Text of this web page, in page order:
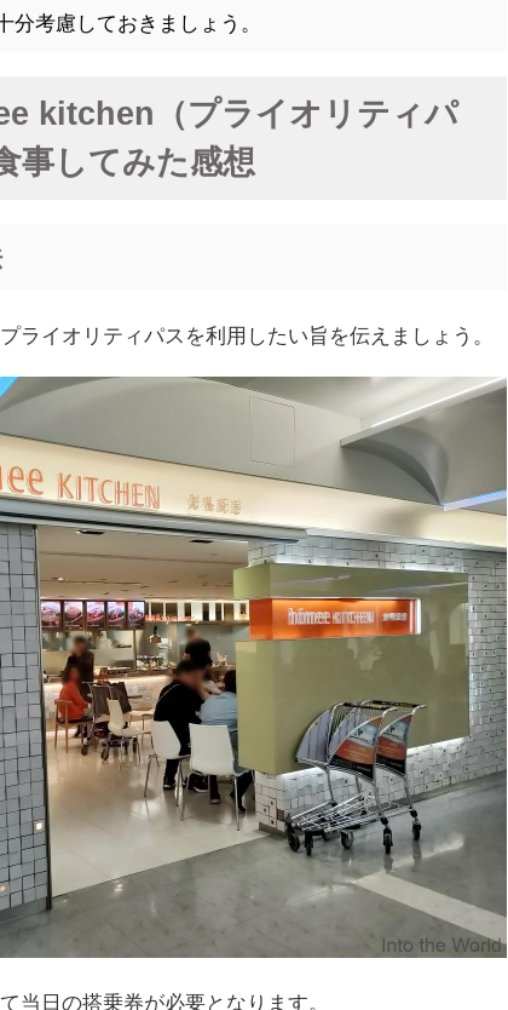
考慮しておきましょう。
kitchen（プライオリティパ
事してみた感想
ライオリティパスを利用したい旨を伝えましょう。
当日の搭乗券が必要となります。